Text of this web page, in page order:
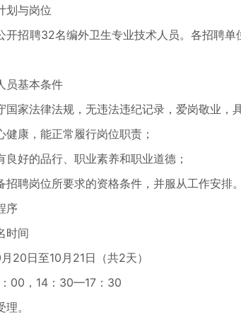
与岗位
招聘32名编外卫生专业技术人员。各招聘单
基本条件
法律法规，无违法违纪记录，爱岗敬业，
康，能正常履行岗位职责；
好的品行、职业素养和职业道德；
聘岗位所要求的资格条件，并服从工作安排。
序
间
日至10月21日（共2天）
，14：30—17：30
。